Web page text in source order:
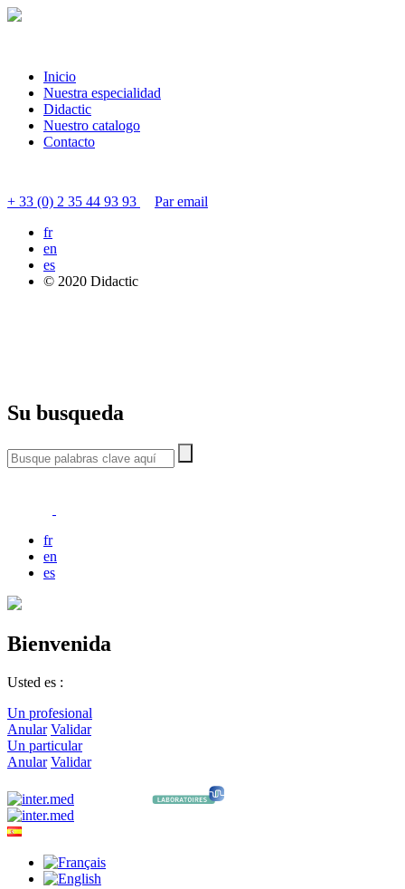
Inicio
Nuestra especialidad
Didactic
Nuestro catalogo
Contacto
+ 33 (0) 2 35 44 93 93
Par email
fr
en
es
© 2020 Didactic
Su busqueda
fr
en
es
Bienvenida
Usted es :
Un profesional
Anular Validar
Un particular
Anular Validar